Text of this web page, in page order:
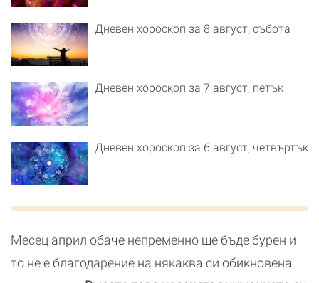
Дневен хороскоп за 8 август, събота
Дневен хороскоп за 7 август, петък
Дневен хороскоп за 6 август, четвъртък
Месец април обаче непременно ще бъде бурен и
то не е благодарение на някаква си обикновена